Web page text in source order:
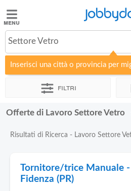
Jobbydoo
Offerte
di
lavoro
Elenco
Blog
Settore Vetro
Inserisci una città o provincia per
Filtri
Offerte di Lavoro Settore Vetro
Risultati di Ricerca - Lavoro Settore
Tornitore/trice Manuale
Fidenza (PR)